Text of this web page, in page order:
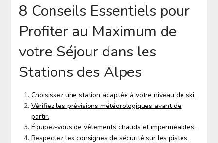
8 Conseils Essentiels pour
Profiter au Maximum de
votre Séjour dans les
Stations des Alpes
Choisissez une station adaptée à votre niveau de ski.
Vérifiez les prévisions météorologiques avant de
partir.
Équipez-vous de vêtements chauds et imperméables.
Respectez les consignes de sécurité sur les pistes.